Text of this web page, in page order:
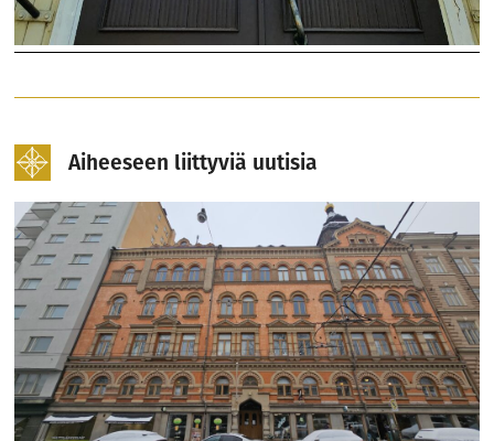
Aiheeseen liittyviä uutisia